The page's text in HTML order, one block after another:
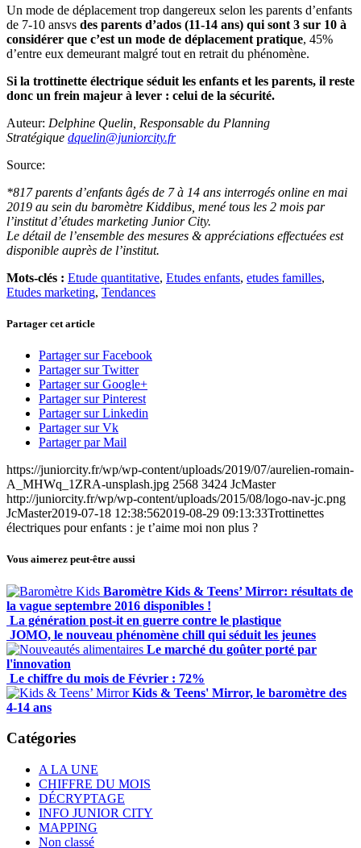
Un mode de déplacement trop dangereux selon les parents d’enfants
de 7-10 ansvs des parents d’ados (11-14 ans) qui sont 3 sur 10 à
considérer que c’est un mode de déplacement pratique, 45%
d’entre eux demeurant malgré tout en retrait du phénomène.
Si la trottinette électrique séduit les enfants et les parents, il reste
donc un frein majeur à lever : celui de la sécurité.
Auteur: Delphine Quelin, Responsable du Planning
Stratégique dquelin@juniorcity.fr
Source:
*817 parents d’enfants âgés de 7 à 14 ans interrogés online en mai
2019 au sein du baromètre Kiddibus, mené tous les 2 mois par
l’institut d’études marketing Junior City.
Le détail de l’ensemble des mesures & appréciations effectuées est
disponible auprès de l’institut.
Mots-clés : Etude quantitative, Etudes enfants, etudes familles,
Etudes marketing, Tendances
Partager cet article
Partager sur Facebook
Partager sur Twitter
Partager sur Google+
Partager sur Pinterest
Partager sur Linkedin
Partager sur Vk
Partager par Mail
https://juniorcity.fr/wp/wp-content/uploads/2019/07/aurelien-romain-
A_MHWq_1ZRA-unsplash.jpg 2568 3424 JcMaster
http://juniorcity.fr/wp/wp-content/uploads/2015/08/logo-nav-jc.png
JcMaster2019-07-18 12:38:562019-08-29 09:13:33Trottinettes
électriques pour enfants : je t’aime moi non plus ?
Vous aimerez peut-être aussi
Baromètre Kids & Teens’ Mirror: résultats de
la vague septembre 2016 disponibles !
La génération post-it en guerre contre le plastique
JOMO, le nouveau phénomène chill qui séduit les jeunes
Le marché du goûter porté par
l'innovation
Le chiffre du mois de Février : 72%
Kids & Teens' Mirror, le baromètre des
4-14 ans
Catégories
A LA UNE
CHIFFRE DU MOIS
DÉCRYPTAGE
INFO JUNIOR CITY
MAPPING
Non classé